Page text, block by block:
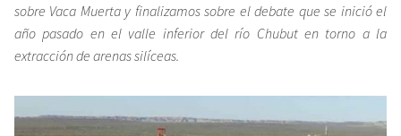
sobre Vaca Muerta y finalizamos sobre el debate que se inició el
año pasado en el valle inferior del río Chubut en torno a la
extracción de arenas silíceas.